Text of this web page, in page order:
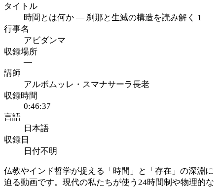
タイトル
時間とは何か ― 刹那と生滅の構造を読み解く 1
行事名
アビダンマ
収録場所
—
講師
アルボムッレ・スマナサーラ長老
収録時間
0:46:37
言語
日本語
収録日
日付不明
仏教やインド哲学が捉える「時間」と「存在」の深淵に
迫る動画です。現代の私たちが使う24時間制や物理的な